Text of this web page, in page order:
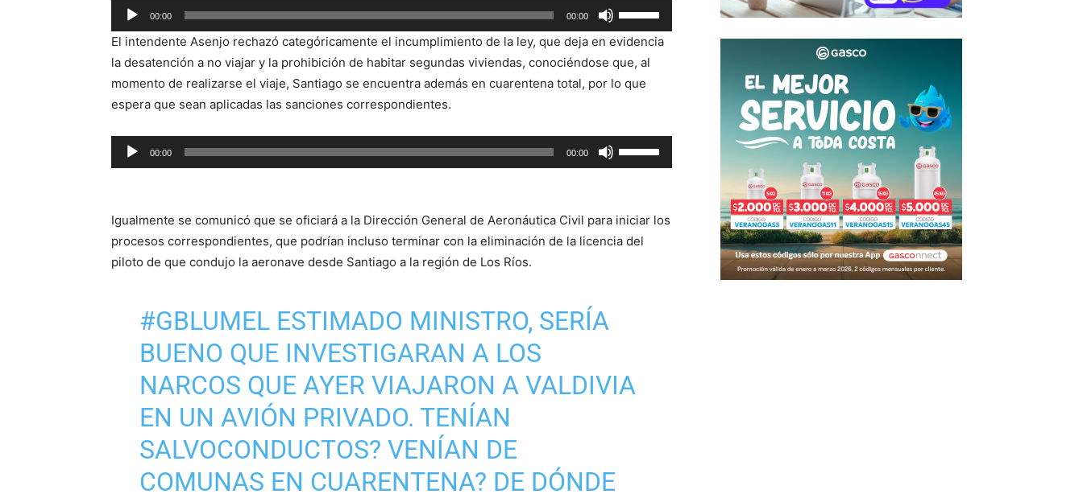
Reproductor
de
audio
00:00 00:00
las
teclas
de
flecha
para
aumentar
el
volumen.
El intendente Asenjo rechazó categóricamente el incumplimiento de la ley, que deja en evidencia
la desatención a no viajar y la prohibición de habitar segundas viviendas, conociéndose que, al
momento de realizarse el viaje, Santiago se encuentra además en cuarentena total, por lo que
espera que sean aplicadas las sanciones correspondientes.
Reproductor
de
00:00 00:00
las
flecha
arriba/abajo
volumen.
Igualmente se comunicó que se oficiará a la Dirección General de Aeronáutica Civil para iniciar los
procesos correspondientes, que podrían incluso terminar con la eliminación de la licencia del
piloto de que condujo la aeronave desde Santiago a la región de Los Ríos.
#GBLUMELESTIMADO MINISTRO, SERÍA
BUENO QUE INVESTIGARAN A LOS
NARCOS QUE AYER VIAJARON A VALDIVIA
EN UN AVIÓN PRIVADO. TENÍAN
SALVOCONDUCTOS? VENÍAN DE
COMUNAS EN CUARENTENA? DE DÓNDE